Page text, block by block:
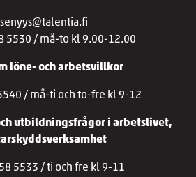
5530 / må-to kl 9.00-12.00
löne- och arbetsvillkor
/ må-ti och to-fre kl 9-12
utbildningsfrågor i arbetslivet,
5533 / ti och fre kl 9-11